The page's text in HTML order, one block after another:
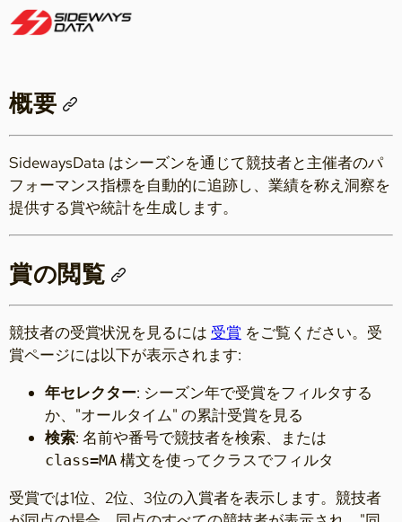
概要
SidewaysData はシーズンを通じて競技者と主催者のパ
フォーマンス指標を自動的に追跡し、業績を称え洞察を
提供する賞や統計を生成します。
賞の閲覧
競技者の受賞状況を見るには 受賞 をご覧ください。受
賞ページには以下が表示されます:
年セレクター: シーズン年で受賞をフィルタする
か、"オールタイム" の累計受賞を見る
検索: 名前や番号で競技者を検索、または
class=MA 構文を使ってクラスでフィルタ
受賞では1位、2位、3位の入賞者を表示します。競技者